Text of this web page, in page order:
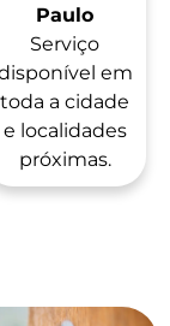
Paulo
Serviço
em
toda a cidade
e localidades
próximas.